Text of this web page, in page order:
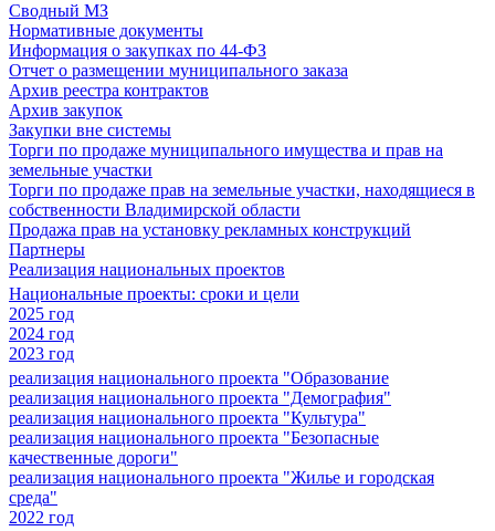
Сводный МЗ
Нормативные документы
Информация о закупках по 44-ФЗ
Отчет о размещении муниципального заказа
Архив реестра контрактов
Архив закупок
Закупки вне системы
Торги по продаже муниципального имущества и прав на
земельные участки
Торги по продаже прав на земельные участки, находящиеся в
собственности Владимирской области
Продажа прав на установку рекламных конструкций
Партнеры
Реализация национальных проектов
Национальные проекты: сроки и цели
2025 год
2024 год
2023 год
реализация национального проекта "Образование
реализация национального проекта "Демография"
реализация национального проекта "Культура"
реализация национального проекта "Безопасные
качественные дороги"
реализация национального проекта "Жилье и городская
среда"
2022 год